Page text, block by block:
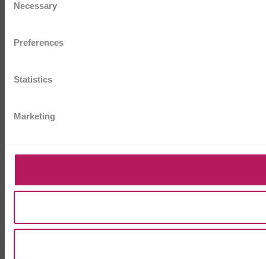
Selection
Necessary
Preferences
Statistics
Marketing